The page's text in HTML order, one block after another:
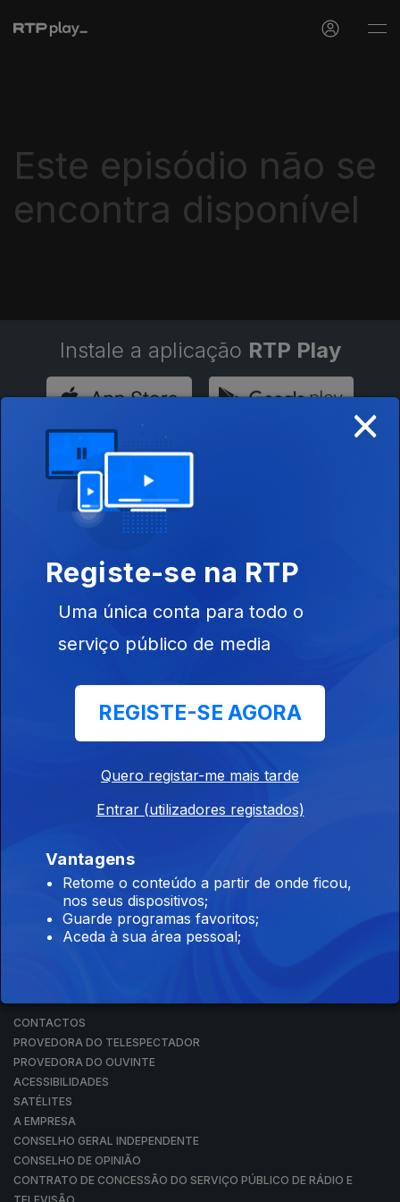
Este episódio não se
encontra disponível
Instale a aplicação RTP Play
Disponível para iOS, Android, Apple TV, Android TV e
CarPlay
RTP PLAY
EM DIRETO
REVER PROGRAMAS
CONCURSOS
CONTACTOS
PROVEDORA DO TELESPECTADOR
PROVEDORA DO OUVINTE
ACESSIBILIDADES
SATÉLITES
A EMPRESA
CONSELHO GERAL INDEPENDENTE
CONSELHO DE OPINIÃO
CONTRATO DE CONCESSÃO DO SERVIÇO PÚBLICO DE RÁDIO E
×
Registe-se na RTP
Uma única conta para todo o
serviço público de media
REGISTE-SE AGORA
Quero registar-me mais tarde
Entrar (utilizadores registados)
Vantagens
Retome o conteúdo a partir de onde ficou,
nos seus dispositivos;
Guarde programas favoritos;
Aceda à sua área pessoal;